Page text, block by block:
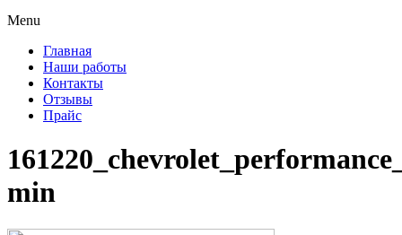
Menu
Главная
Наши работы
Контакты
Отзывы
Прайс
min